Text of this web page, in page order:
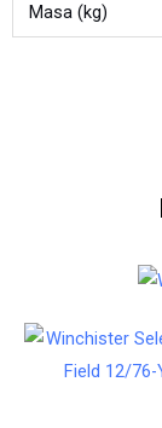
Masa (kg)